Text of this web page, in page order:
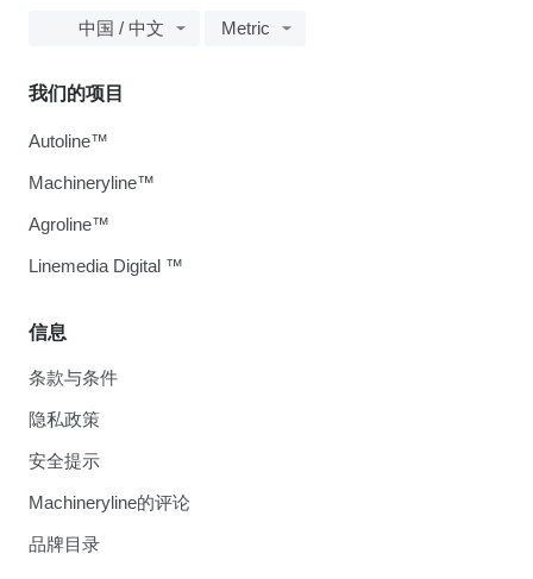
中国 / 中文 Metric
信息
条款与条件
隐私政策
安全提示
Machineryline的评论
品牌目录
我们的项目
Autoline™
Machineryline™
Agroline™
Linemedia Digital ™